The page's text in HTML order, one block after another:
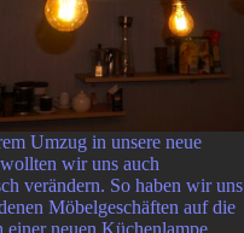
Umzug in unsere neue
wir uns auch
verändern. So haben wir uns
Möbelgeschäften auf die